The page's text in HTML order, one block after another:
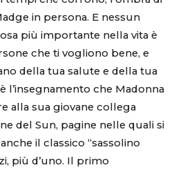
in persona. E nessun
più importante nella vita è
che ti vogliono bene, e
della tua salute e della tua
l’insegnamento che Madonna
alla sua giovane collega
del Sun, pagine nelle quali si
il classico “sassolino
più d’uno. Il primo